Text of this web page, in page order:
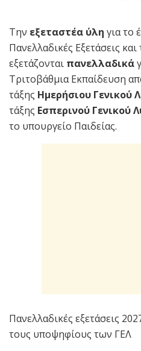
Tην εξεταστέα ύλη για το
Πανελλαδικές Εξετάσεις
εξετάζονται πανελλαδικά
Τριτοβάθμια Εκπαίδευση
τάξης Ημερήσιου Γενικού
τάξης Εσπερινού Γενικού
το υπουργείο Παιδείας.
Πανελλαδικές εξετάσεις
τους υποψηφίους των ΓΕΛ